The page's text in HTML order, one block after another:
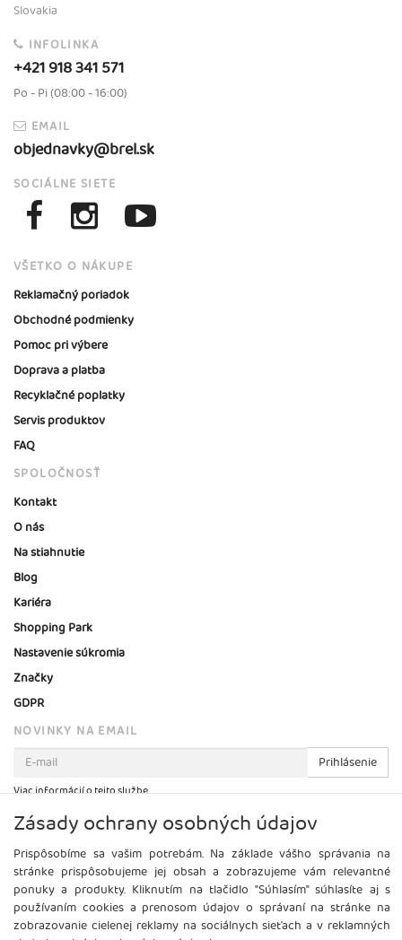
Slovakia
INFOLINKA
+421 918 341 571
Po - Pi (08:00 - 16:00)
EMAIL
objednavky@brel.sk
SOCIÁLNE SIETE
VŠETKO O NÁKUPE
Reklamačný poriadok
Obchodné podmienky
Pomoc pri výbere
Doprava a platba
Recyklačné poplatky
Servis produktov
FAQ
SPOLOČNOSŤ
Kontakt
O nás
Na stiahnutie
Blog
Kariéra
Shopping Park
Nastavenie súkromia
Značky
GDPR
NOVINKY NA EMAIL
Prihlásenie
Viac informácií o tejto službe
Zásady ochrany osobných údajov
Prispôsobíme sa vašim potrebám. Na základe vášho správania na
stránke prispôsobujeme jej obsah a zobrazujeme vám relevantné
ponuky a produkty. Kliknutím na tlačidlo "Súhlasím" súhlasíte aj s
používaním cookies a prenosom údajov o správaní na stránke na
zobrazovanie cielenej reklamy na sociálnych sieťach a v reklamných